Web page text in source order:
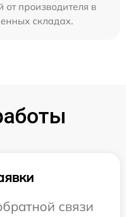
от производителя в
складах.
связи